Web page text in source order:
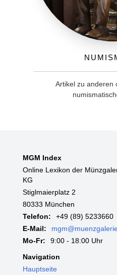
Artikel zu anderen
MGM Index
Online Lexikon der
KG
Stiglmaierplatz 2
80333 München
Telefon:
+49 (89) 5233660
E-Mail:
Mo-Fr:
9:00 - 18:00 Uhr
Navigation
Hauptseite